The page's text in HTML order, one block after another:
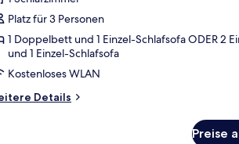
Platz für 3 Personen
1 Doppelbett und 1 Einzel-Schlafsofa ODER 2
und 1 Einzel-Schlafsofa
Kostenloses WLAN
Details
Preise